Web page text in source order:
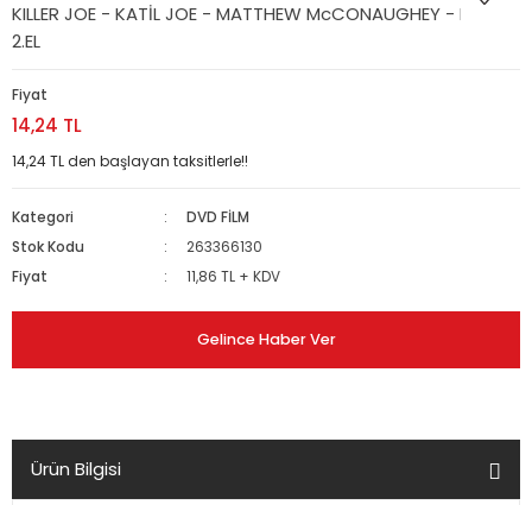
KILLER JOE - KATİL JOE - MATTHEW McCONAUGHEY - DVD
2.EL
Fiyat
14,24 TL
14,24 TL den başlayan taksitlerle!!
Kategori
DVD FİLM
Stok Kodu
263366130
Fiyat
11,86 TL + KDV
Gelince Haber Ver
Ürün Bilgisi